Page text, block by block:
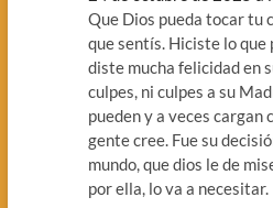
Que Dios pueda tocar tu
que sentís. Hiciste lo
diste mucha felicidad en
culpes, ni culpes a su
pueden y a veces cargan
gente cree. Fue su
mundo, que dios le de
por ella, lo va a necesitar.